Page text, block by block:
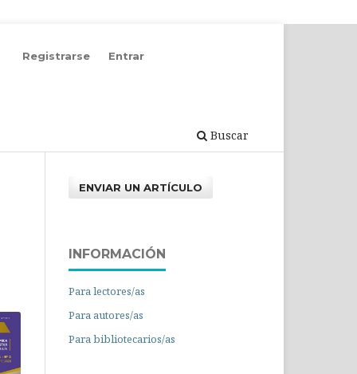
Buscar
Registrarse Entrar
ENVIAR UN ARTÍCULO
INFORMACIÓN
Para lectores/as
Para autores/as
Para bibliotecarios/as